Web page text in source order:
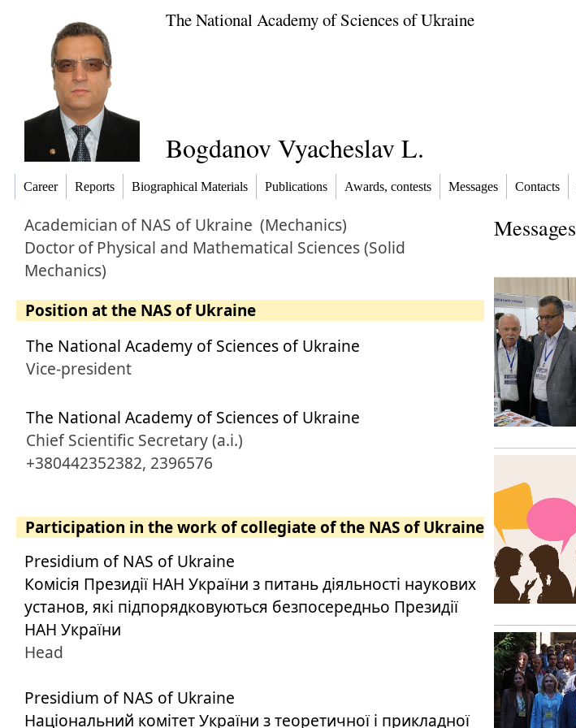
The National Academy of Sciences of Ukraine
Bogdanov Vyacheslav L.
Career Reports Biographical Materials Publications Awards, contests Messages Contacts
Academician of NAS of Ukraine (Mechanics)
DoctorofPhysical and Mathematical Sciences (Solid
Mechanics)
Position at the NAS of Ukraine
The National Academy of Sciences of Ukraine
Vice-president
The National Academy of Sciences of Ukraine
Chief Scientific Secretary (a.i.)
+380442352382, 2396576
Participation in the work of collegiate of the NAS of Ukraine
Presidium of NAS of Ukraine
Комісія Президії НАН України з питань діяльності наукових
установ, які підпорядковуються безпосередньо Президії
НАН України
Head
Presidium of NAS of Ukraine
Національний комітет України з теоретичної і прикладної
Messages